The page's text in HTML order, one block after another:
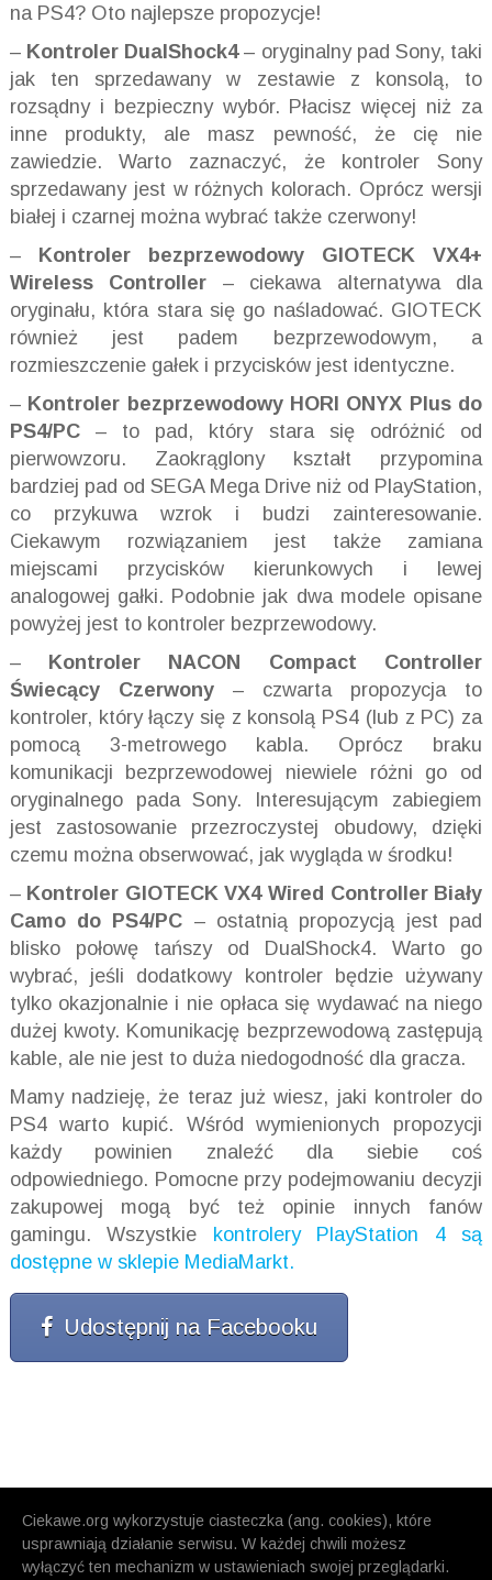
Ciekawe.org wykorzystuje ciasteczka (ang. cookies), które
usprawniają działanie serwisu. W każdej chwili możesz
wyłączyć ten mechanizm w ustawieniach swojej przeglądarki.
na PS4? Oto najlepsze propozycje!
– Kontroler DualShock4– oryginalny pad Sony, taki
jak ten sprzedawany w zestawie z konsolą, to
rozsądny i bezpieczny wybór. Płacisz więcej niż za
inne produkty, ale masz pewność, że cię nie
zawiedzie. Warto zaznaczyć, że kontroler Sony
sprzedawany jest w różnych kolorach. Oprócz wersji
białej i czarnej można wybrać także czerwony!
– Kontroler bezprzewodowy GIOTECK VX4+
Wireless Controller – ciekawa alternatywa dla
oryginału, która stara się go naśladować. GIOTECK
również jest padem bezprzewodowym, a
rozmieszczenie gałek i przycisków jest identyczne.
– Kontroler bezprzewodowy HORI ONYX Plus do
PS4/PC– to pad, który stara się odróżnić od
pierwowzoru. Zaokrąglony kształt przypomina
bardziej pad od SEGA Mega Drive niż od PlayStation,
co przykuwa wzrok i budzi zainteresowanie.
Ciekawym rozwiązaniem jest także zamiana
miejscami przycisków kierunkowych i lewej
analogowej gałki. Podobnie jak dwa modele opisane
powyżej jest to kontroler bezprzewodowy.
– Kontroler NACON Compact Controller
Świecący Czerwony– czwarta propozycja to
kontroler, który łączy się z konsolą PS4 (lub z PC) za
pomocą 3-metrowego kabla. Oprócz braku
komunikacji bezprzewodowej niewiele różni go od
oryginalnego pada Sony. Interesującym zabiegiem
jest zastosowanie przezroczystej obudowy, dzięki
czemu można obserwować, jak wygląda w środku!
– Kontroler GIOTECK VX4 Wired Controller Biały
Camo do PS4/PC – ostatnią propozycją jest pad
blisko połowę tańszy od DualShock4. Warto go
wybrać, jeśli dodatkowy kontroler będzie używany
tylko okazjonalnie i nie opłaca się wydawać na niego
dużej kwoty. Komunikację bezprzewodową zastępują
kable, ale nie jest to duża niedogodność dla gracza.
Mamy nadzieję, że teraz już wiesz, jaki kontroler do
PS4 warto kupić. Wśród wymienionych propozycji
każdy powinien znaleźć dla siebie coś
odpowiedniego. Pomocne przy podejmowaniu decyzji
zakupowej mogą być też opinie innych fanów
gamingu. Wszystkie kontrolery PlayStation 4 są
dostępne w sklepie MediaMarkt.
Udostępnij na Facebooku